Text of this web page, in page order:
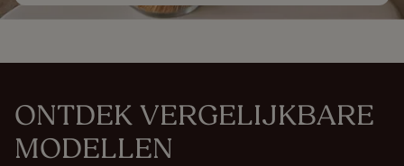
ONTDEK VERGELIJKBARE
MODELLEN